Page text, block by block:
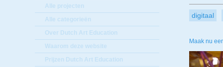
Alle projecten
Alle categorieën
Over Dutch Art Education
Waarom deze website
Prijzen Dutch Art Education
digitaal
Maak nu